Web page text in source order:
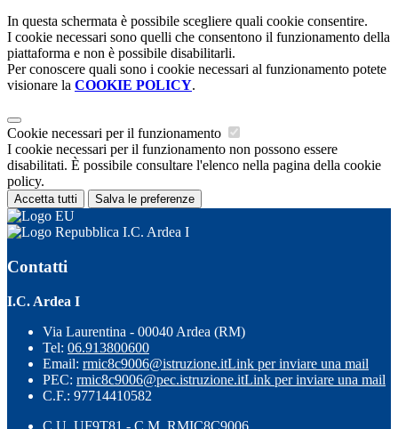
In questa schermata è possibile scegliere quali cookie consentire.
I cookie necessari sono quelli che consentono il funzionamento della
piattaforma e non è possibile disabilitarli.
Per conoscere quali sono i cookie necessari al funzionamento potete
visionare la COOKIE POLICY.
Cookie necessari per il funzionamento
I cookie necessari per il funzionamento non possono essere
disabilitati. È possibile consultare l'elenco nella pagina della cookie
policy.
Accetta tutti Salva le preferenze
I.C. Ardea I
Contatti
I.C. Ardea I
Via Laurentina - 00040 Ardea (RM)
Tel: 06.913800600
Email: rmic8c9006@istruzione.itLink per inviare una mail
PEC: rmic8c9006@pec.istruzione.itLink per inviare una mail
C.F.: 97714410582
C.U. UF9T81 - C.M. RMIC8C9006